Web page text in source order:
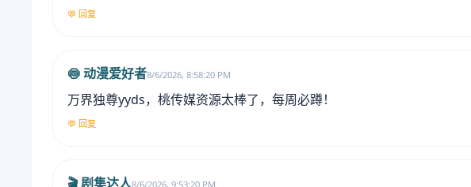
💬 回复
🍥 动漫爱好者8/6/2026, 8:58:20 PM
万界独尊yyds，桃传媒资源太棒了，每周必蹲！
💬 回复
🎬 剧集达人8/6/2026, 9:53:20 PM